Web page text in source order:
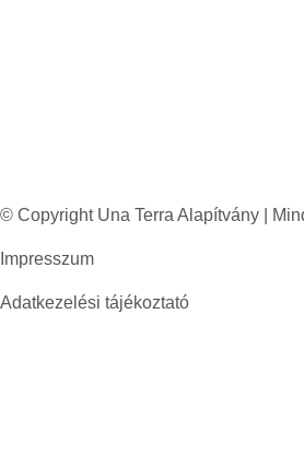
© Copyright Una Terra Alapítvány |
Impresszum
Adatkezelési tájékoztató